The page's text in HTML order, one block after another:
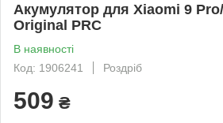
Акумулятор для Xiaomi 9
Original PRC
В наявності
Код: 1906241
Роздріб
509 ₴